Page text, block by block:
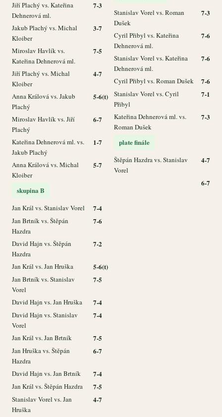
Jiří Plachý vs. Kateřina
Dehnerová ml.
7-3
Jakub Plachý vs. Michal
Kloiber
3-7
Miroslav Havlík vs.
Kateřina Dehnerová ml.
7-5
Jiří Plachý vs. Michal
Kloiber
4-7
Anna Králová vs. Jakub
Plachý
5-6(t)
Miroslav Havlík vs. Jiří
Plachý
6-7
Kateřina Dehnerová ml. vs.
Jakub Plachý
1-7
Anna Králová vs. Michal
Kloiber
5-7
skupina B
Jan Král vs. Stanislav Vorel 7-4
Jan Brtník vs. Štěpán
Hazdra
7-6
David Hajn vs. Štěpán
Hazdra
7-2
Jan Král vs. Jan Hruška 5-6(t)
Jan Brtník vs. Stanislav
Vorel
7-5
David Hajn vs. Jan Hruška 7-4
David Hajn vs. Stanislav
Vorel
7-4
Jan Král vs. Jan Brtník 7-5
Jan Hruška vs. Štěpán
Hazdra
6-7
David Hajn vs. Jan Brtník 7-4
Jan Král vs. Štěpán Hazdra 7-5
Stanislav Vorel vs. Jan
Hruška
4-7
Stanislav Vorel vs. Roman
Dušek
7-3
Cyril Přibyl vs. Kateřina
Dehnerová ml.
7-6
Stanislav Vorel vs. Kateřina
Dehnerová ml.
7-6
Cyril Přibyl vs. Roman Dušek 7-6
Stanislav Vorel vs. Cyril
Přibyl
7-1
Kateřina Dehnerová ml. vs.
Roman Dušek
7-3
plate finále
Štěpán Hazdra vs. Stanislav
Vorel
4-7
6-7